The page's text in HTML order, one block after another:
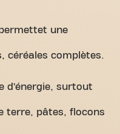
une
céréales complètes.
d’énergie, surtout
terre, pâtes, flocons